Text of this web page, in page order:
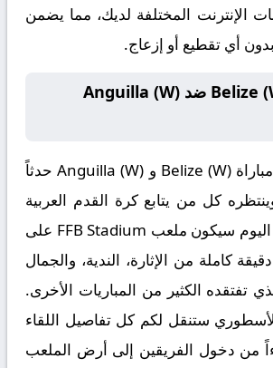
الإنترنت المختلفة لديك، مما يضمن
بدون أي تقطيع أو إزعاج.
خاتمة: قمة Belize (W) ضد Anguilla (W)
Belize (W) و Anguilla (W) حدثاً
كل من يتابع كرة القدم العربية
والعالمية بشغف. اليوم سيكون ملعب FFB Stadium على
كاملة من الإثارة، الندية، والجمال
تفتقده الكثير من المباريات الأخرى.
ستنقل لكم كل تفاصيل اللقاء
من دخول الفريقين إلى أرض الملعب